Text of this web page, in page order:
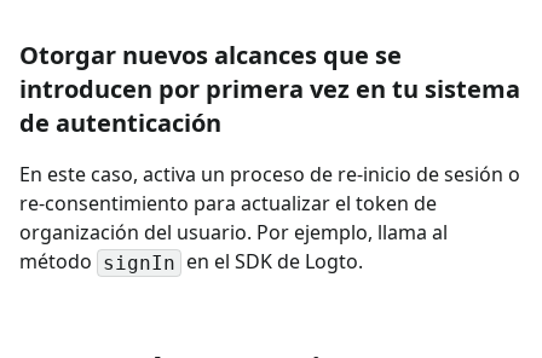
Otorgar nuevos alcances que se
introducen por primera vez en tu sistema
de autenticación
En este caso, activa un proceso de re‑inicio de sesión o
re‑consentimiento para actualizar el token de
organización del usuario. Por ejemplo, llama al
método signIn en el SDK de Logto.